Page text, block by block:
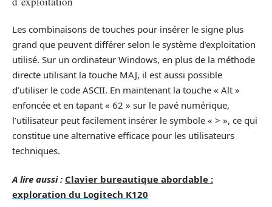
Les combinaisons de touches pour insérer le signe plus
grand que peuvent différer selon le système d’exploitation
utilisé. Sur un ordinateur Windows, en plus de la méthode
directe utilisant la touche MAJ, il est aussi possible
d’utiliser le code ASCII. En maintenant la touche « Alt »
enfoncée et en tapant « 62 » sur le pavé numérique,
l’utilisateur peut facilement insérer le symbole « > », ce qui
constitue une alternative efficace pour les utilisateurs
techniques.
A lire aussi : Clavier bureautique abordable :
exploration du Logitech K120